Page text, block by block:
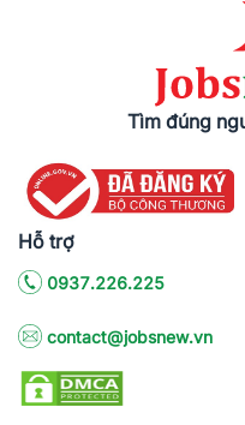
Tìm đúng
Hỗ trợ
0937.226.225
contact@jobsnew.vn